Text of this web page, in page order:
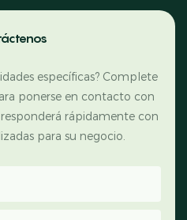
específicas? Complete
ponerse en contacto con
rápidamente con
para su negocio.